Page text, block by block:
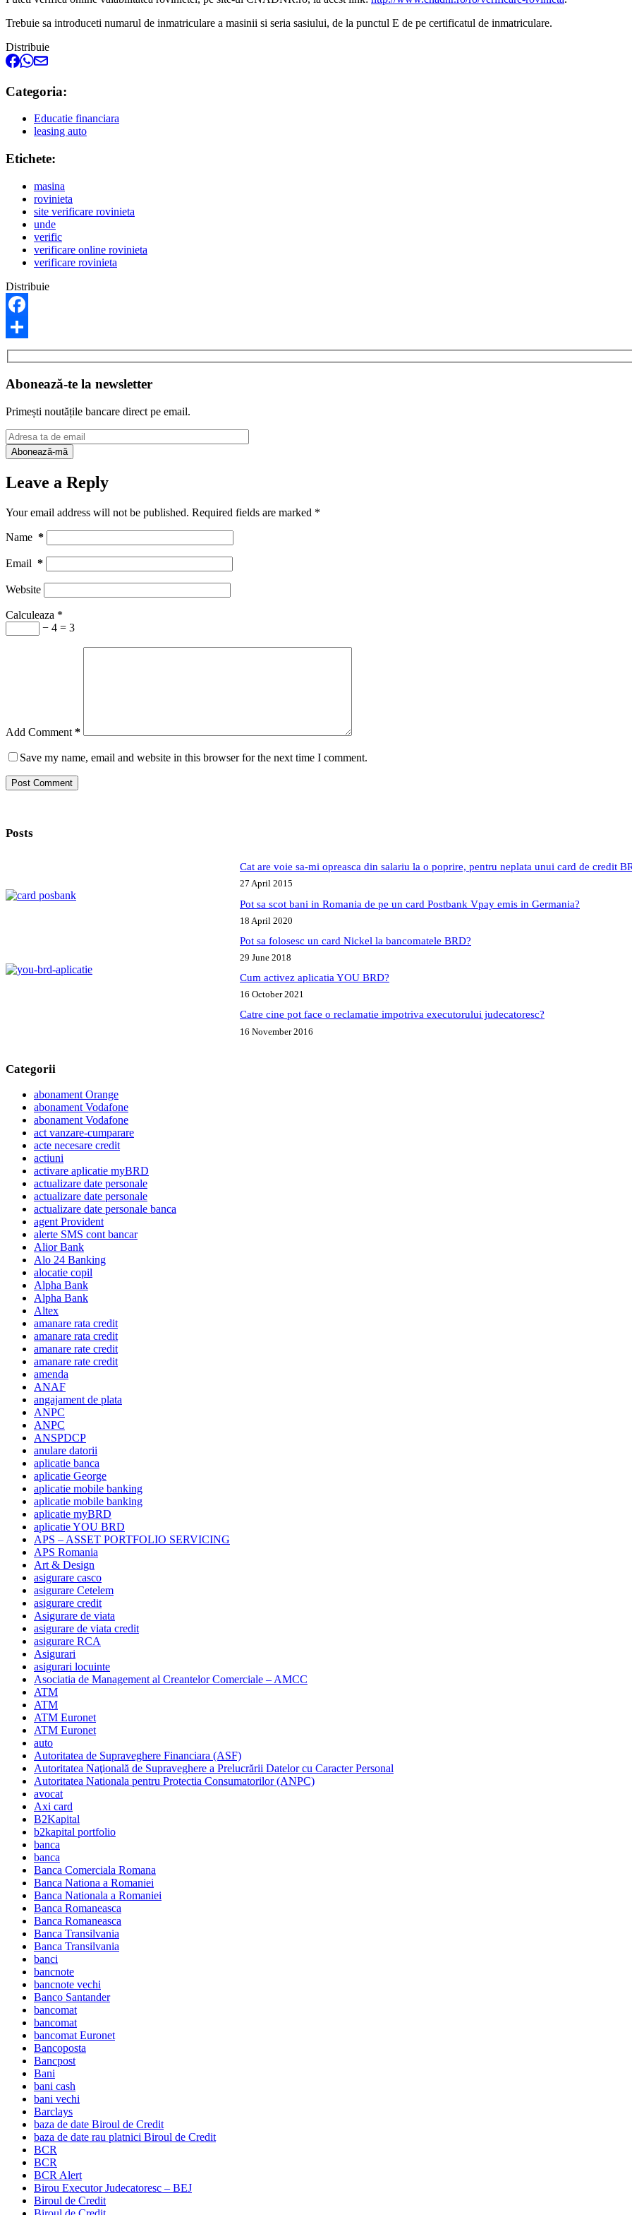
Trebuie sa introduceti numarul de inmatriculare a masinii si seria sasiului, de la punctul E de pe certificatul de inmatriculare.
Distribuie
Categoria:
Educatie financiara
leasing auto
Etichete:
masina
rovinieta
site verificare rovinieta
unde
verific
verificare online rovinieta
verificare rovinieta
Distribuie
Facebook
Share
Abonează-te la newsletter
Primești noutățile bancare direct pe email.
Leave a Reply
Your email address will not be published. Required fields are marked *
Name *
Email *
Website
Calculeaza *
− 4 = 3
Add Comment *
Save my name, email and website in this browser for the next time I comment.
Post Comment
Posts
Cat are voie sa-mi opreasca din salariu la o poprire, pentru neplata unui card de credit
27 April 2015
Pot sa scot bani in Romania de pe un card Postbank Vpay emis in Germania?
18 April 2020
Pot sa folosesc un card Nickel la bancomatele BRD?
29 June 2018
Cum activez aplicatia YOU BRD?
16 October 2021
Catre cine pot face o reclamatie impotriva executorului judecatoresc?
16 November 2016
Categorii
abonament Orange
abonament Vodafone
abonament Vodafone
act vanzare-cumparare
acte necesare credit
actiuni
activare aplicatie myBRD
actualizare date personale
actualizare date personale
actualizare date personale banca
agent Provident
alerte SMS cont bancar
Alior Bank
Alo 24 Banking
alocatie copil
Alpha Bank
Alpha Bank
Altex
amanare rata credit
amanare rata credit
amanare rate credit
amanare rate credit
amenda
ANAF
angajament de plata
ANPC
ANPC
ANSPDCP
anulare datorii
aplicatie banca
aplicatie George
aplicatie mobile banking
aplicatie mobile banking
aplicatie myBRD
aplicatie YOU BRD
APS – ASSET PORTFOLIO SERVICING
APS Romania
Art & Design
asigurare casco
asigurare Cetelem
asigurare credit
Asigurare de viata
asigurare de viata credit
asigurare RCA
Asigurari
asigurari locuinte
Asociatia de Management al Creantelor Comerciale – AMCC
ATM
ATM
ATM Euronet
ATM Euronet
auto
Autoritatea de Supraveghere Financiara (ASF)
Autoritatea Naţională de Supraveghere a Prelucrării Datelor cu Caracter Personal
Autoritatea Nationala pentru Protectia Consumatorilor (ANPC)
avocat
Axi card
B2Kapital
b2kapital portfolio
banca
banca
Banca Comerciala Romana
Banca Nationa a Romaniei
Banca Nationala a Romaniei
Banca Romaneasca
Banca Romaneasca
Banca Transilvania
Banca Transilvania
banci
bancnote
bancnote vechi
Banco Santander
bancomat
bancomat
bancomat Euronet
Bancoposta
Bancpost
Bani
bani cash
bani vechi
Barclays
baza de date Biroul de Credit
baza de date rau platnici Biroul de Credit
BCR
BCR
BCR Alert
Birou Executor Judecatoresc – BEJ
Biroul de Credit